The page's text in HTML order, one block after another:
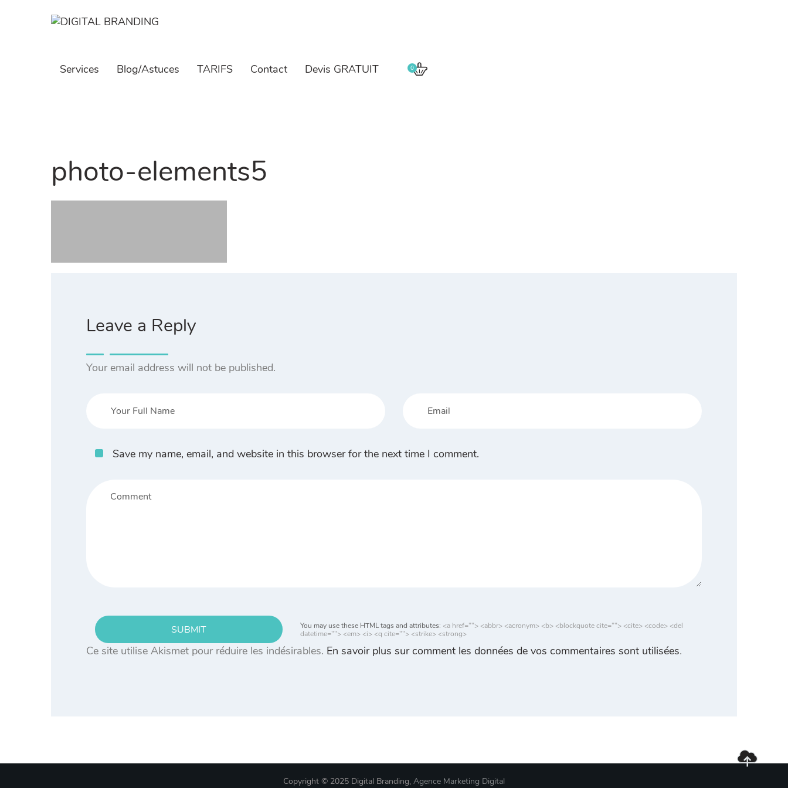
Services Blog/Astuces TARIFS Contact Devis GRATUIT 0
photo-elements5
Leave a Reply
Your email address will not be published.
Save my name, email, and website in this browser for the next time I comment.
SUBMIT You may use these HTML tags and attributes: <a href=""> <abbr> <acronym> <b> <blockquote cite=""> <cite> <code> <del
datetime=""> <em> <i> <q cite=""> <strike> <strong>
Ce site utilise Akismet pour réduire les indésirables. En savoir plus sur comment les données de vos commentaires sont utilisées.
Copyright © 2025 Digital Branding, Agence Marketing Digital